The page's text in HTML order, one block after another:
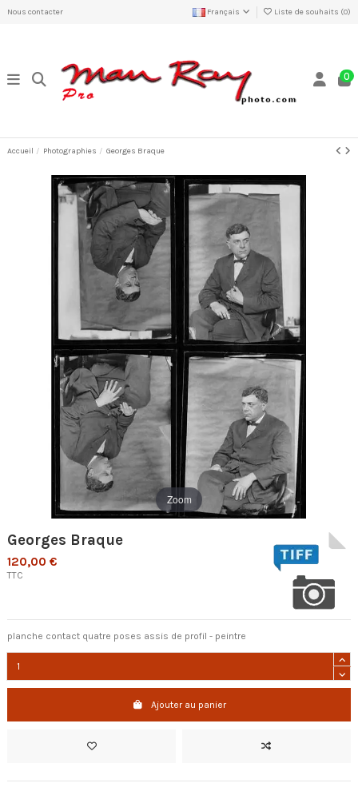
Nous contacter Français Liste de souhaits (0)
0
Accueil Photographies Georges Braque
Zoom
Georges Braque
120,00 €
TTC
planche contact quatre poses assis de profil - peintre
Ajouter au panier